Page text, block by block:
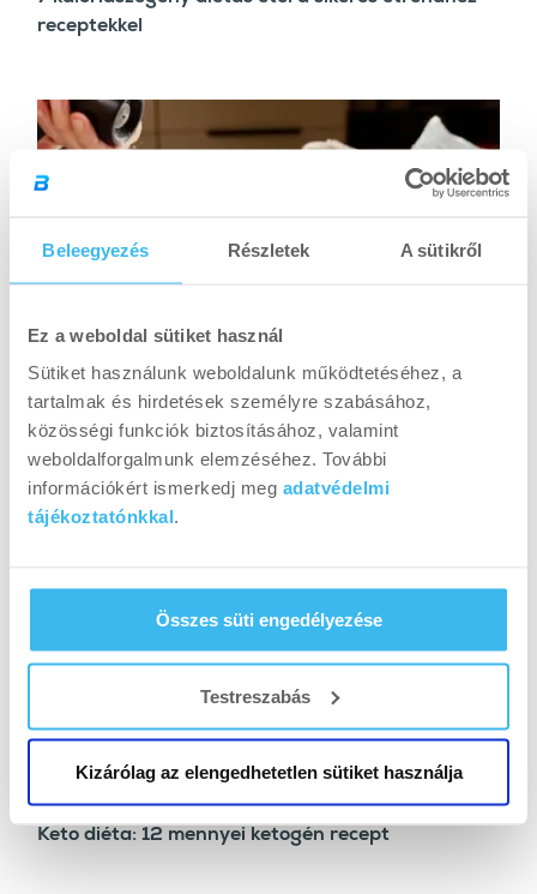
Beleegyezés Részletek A sütikről
Ez a weboldal sütiket használ
Sütiket használunk weboldalunk működtetéséhez, a
tartalmak és hirdetések személyre szabásához,
közösségi funkciók biztosításához, valamint
weboldalforgalmunk elemzéséhez. További
információkért ismerkedj meg adatvédelmi
tájékoztatónkkal.
Összes süti engedélyezése
Testreszabás
Kizárólag az elengedhetetlen sütiket használja
receptekkel
RECEPTEK
A legjobb csirkemell receptek diétához – 3+1 ötlet
RECEPTEK
Keto diéta: 12 mennyei ketogén recept